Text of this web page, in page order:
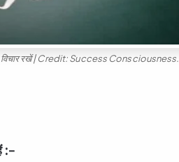
विचार रखें | Credit: Success Consciousness.
:-